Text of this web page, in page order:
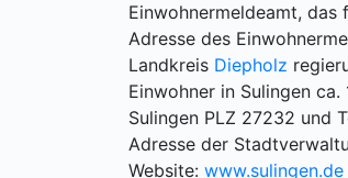
Einwohnermeldeamt, das
Adresse des
Landkreis Diepholz
Einwohner in Sulingen ca.
Sulingen PLZ 27232 und
Adresse der
Website: www.sulingen.de